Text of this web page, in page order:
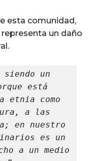
esta comunidad,
un daño
un
está
etnia como
a las
en nuestro
es un
a un medio